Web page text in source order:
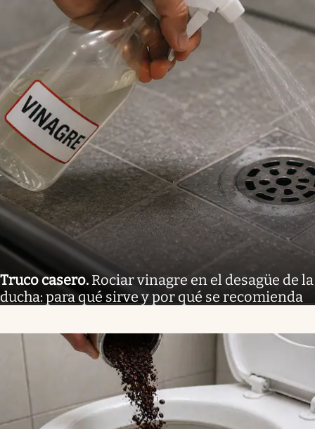
Truco casero. Rociar vinagre en el desagüe de la
ducha: para qué sirve y por qué se recomienda